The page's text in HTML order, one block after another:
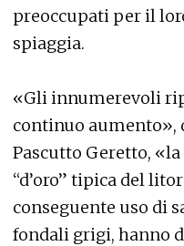
preoccupati per il
spiaggia.
«Gli innumerevoli
continuo aumento»,
Pascutto Geretto,
“d’oro” tipica del
conseguente uso di
fondali grigi, hanno